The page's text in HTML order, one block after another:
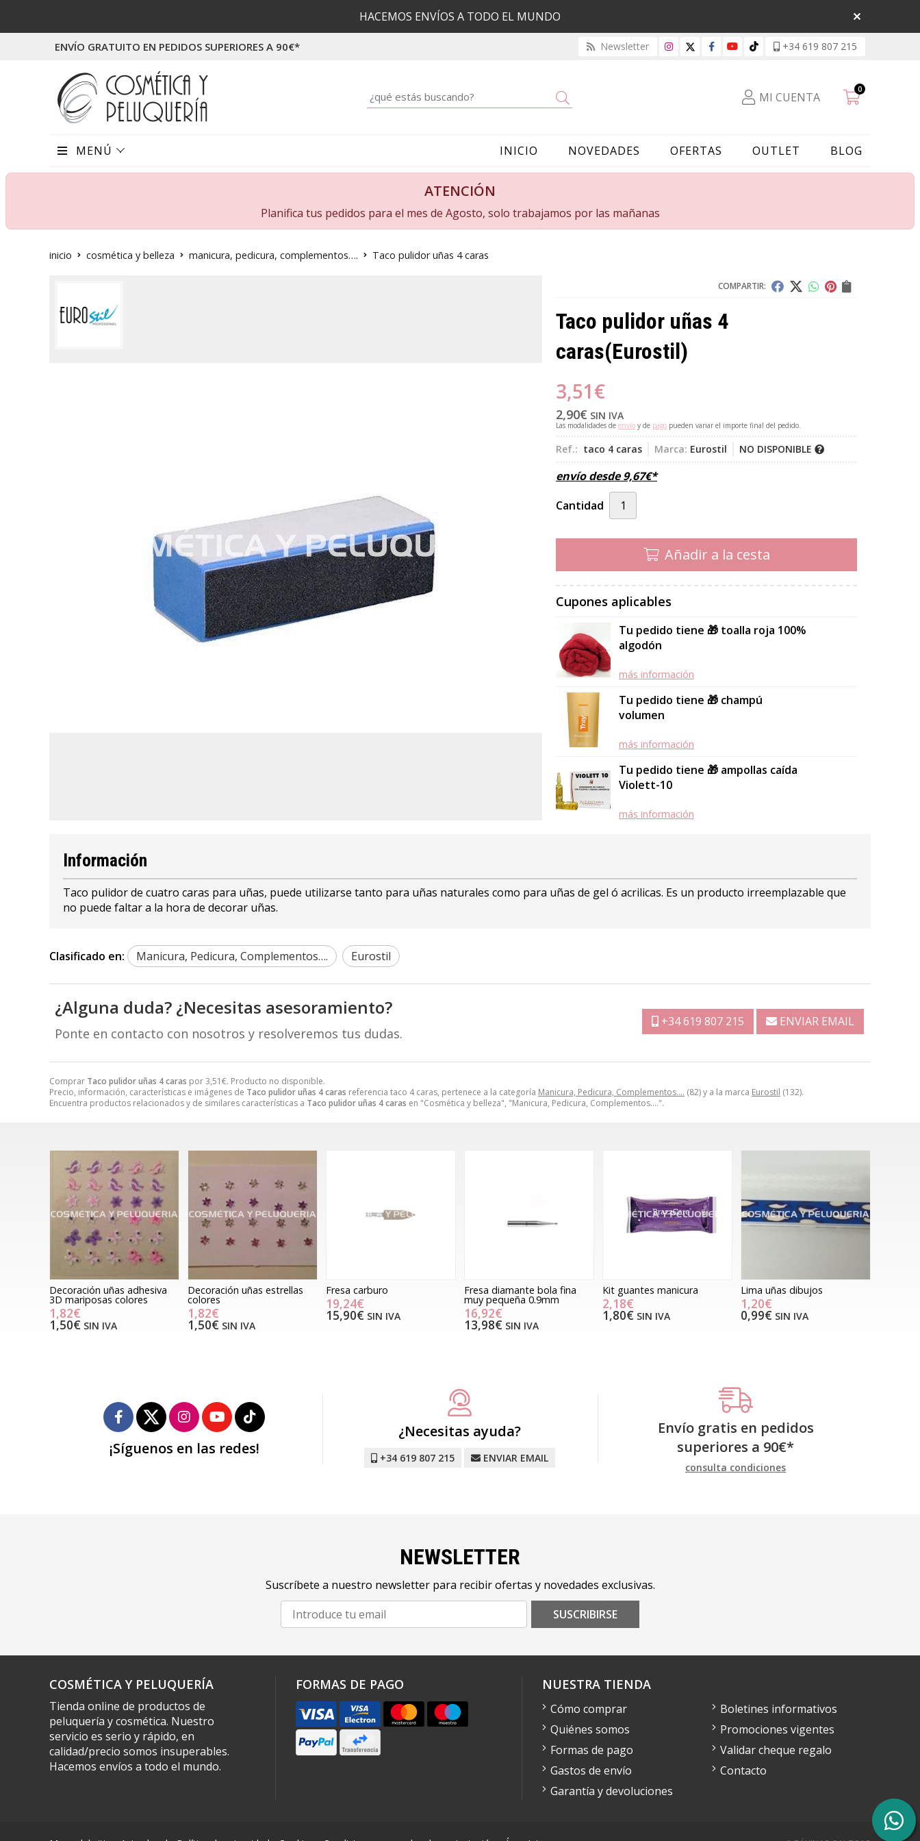
HACEMOS ENVÍOS A TODO EL MUNDO
ENVÍO GRATUITO EN PEDIDOS SUPERIORES A 90€* Newsletter +34 619 807 215
MI CUENTA
0
MENÚ INICIO NOVEDADES OFERTAS OUTLET BLOG
ATENCIÓN
Planifica tus pedidos para el mes de Agosto, solo trabajamos por las mañanas
inicio cosmética y belleza manicura, pedicura, complementos…. Taco pulidor uñas 4 caras
COMPARTIR:
Taco pulidor uñas 4
caras(Eurostil)
3,51€
2,90€ SIN IVA
Las modalidades de envío y de pago pueden variar el importe final del pedido.
Ref.: taco 4 caras Marca: Eurostil NO DISPONIBLE
envío desde9,67€*
Cantidad
Añadir a la cesta
Cupones aplicables
Tu pedido tiene 🎁 toalla roja 100%
algodón
más información
Tu pedido tiene 🎁 champú
volumen
más información
Tu pedido tiene 🎁 ampollas caída
Violett-10
más información
Comprar Taco pulidor uñas 4 caras por3,51€. Producto no disponible.
Precio, información, características e imágenes de Taco pulidor uñas 4 caras referencia taco 4 caras, pertenece a la categoría Manicura, Pedicura, Complementos…. (82) y a la marca Eurostil (132).
Encuentra productos relacionados y de similares características a Taco pulidor uñas 4 caras en "Cosmética y belleza", "Manicura, Pedicura, Complementos….".
Información
Taco pulidor de cuatro caras para uñas, puede utilizarse tanto para uñas naturales como para uñas de gel ó acrilicas. Es un producto irreemplazable que
no puede faltar a la hora de decorar uñas.
Clasificado en: Manicura, Pedicura, Complementos…. Eurostil
¿Alguna duda? ¿Necesitas asesoramiento?
Ponte en contacto con nosotros y resolveremos tus dudas.
+34 619 807 215 ENVIAR EMAIL
Decoración uñas adhesiva
3D mariposas colores
1,82€
1,50€ SIN IVA
Decoración uñas estrellas
colores
1,82€
1,50€ SIN IVA
Fresa carburo
19,24€
15,90€ SIN IVA
Fresa diamante bola fina
muy pequeña 0.9mm
16,92€
13,98€ SIN IVA
Kit guantes manicura
2,18€
1,80€ SIN IVA
Lima uñas dibujos
1,20€
0,99€ SIN IVA
¡Síguenos en las redes!
¿Necesitas ayuda?
+34 619 807 215 ENVIAR EMAIL
Envío gratis en pedidos
superiores a 90€*
consulta condiciones
NEWSLETTER
Suscríbete a nuestro newsletter para recibir ofertas y novedades exclusivas.
SUSCRIBIRSE
COSMÉTICA Y PELUQUERÍA
Tienda online de productos de
peluquería y cosmética. Nuestro
servicio es serio y rápido, en
calidad/precio somos insuperables.
Hacemos envíos a todo el mundo.
FORMAS DE PAGO NUESTRA TIENDA
Cómo comprar
Quiénes somos
Formas de pago
Gastos de envío
Garantía y devoluciones
Boletines informativos
Promociones vigentes
Validar cheque regalo
Contacto